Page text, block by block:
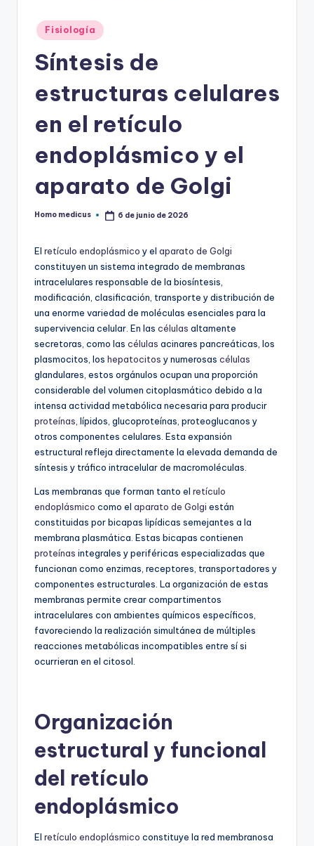
Publicado
en
Fisiología
Síntesis de
estructuras celulares
en el retículo
endoplásmico y el
aparato de Golgi
Publicado
Homo medicus 6 de junio de 2026
El retículo endoplásmico y el aparato de Golgi
constituyen un sistema integrado de membranas
intracelulares responsable de la biosíntesis,
modificación, clasificación, transporte y distribución de
una enorme variedad de moléculas esenciales para la
supervivencia celular. En las células altamente
secretoras, como las células acinares pancreáticas, los
plasmocitos, los hepatocitos y numerosas células
glandulares, estos orgánulos ocupan una proporción
considerable del volumen citoplasmático debido a la
intensa actividad metabólica necesaria para producir
proteínas , lípidos, glucoproteínas, proteoglucanos y
otros componentes celulares. Esta expansión
estructural refleja directamente la elevada demanda de
síntesis y tráfico intracelular de macromoléculas.
Las membranas que forman tanto el retículo
endoplásmico como el aparato de Golgi están
constituidas por bicapas lipídicas semejantes a la
membrana plasmática. Estas bicapas contienen
proteínas integrales y periféricas especializadas que
funcionan como enzimas, receptores, transportadores y
componentes estructurales. La organización de estas
membranas permite crear compartimentos
intracelulares con ambientes químicos específicos,
favoreciendo la realización simultánea de múltiples
reacciones metabólicas incompatibles entre sí si
ocurrieran en el citosol.
Organización
estructural y funcional
del retículo
endoplásmico
El retículo endoplásmico constituye la red membranosa